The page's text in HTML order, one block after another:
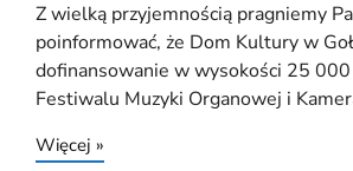
Z wielką przyjemnością pragniemy
poinformować, że Dom Kultury w
dofinansowanie w wysokości 25 000
Festiwalu Muzyki Organowej i
Więcej »